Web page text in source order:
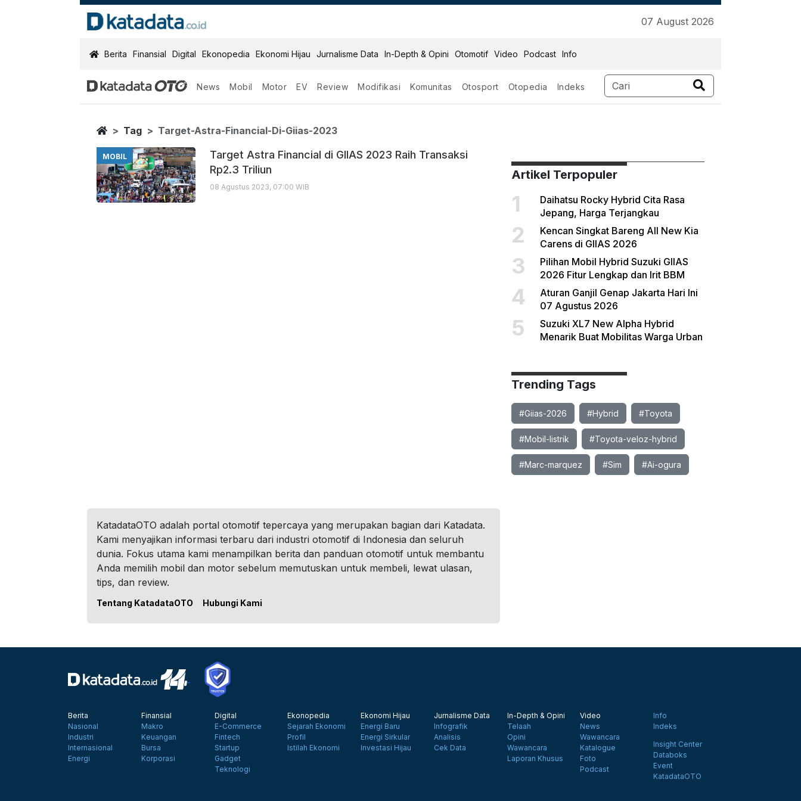
07 August 2026
KatadataOTO
Berita Finansial Digital Ekonopedia Ekonomi Hijau Jurnalisme Data In-Depth & Opini Otomotif Video Podcast Info
News Mobil Motor EV Review Modifikasi Komunitas Otosport Otopedia Indeks
Target Astra Financial Di Giias 2023
Berita Terbaru
Home
Tag Target-Astra-Financial-Di-Giias-2023
MOBIL
Target Astra Financial di GIIAS 2023 Raih Transaksi
Rp2.3 Triliun
08 Agustus 2023, 07:00 WIB
Artikel Terpopuler
1
Daihatsu Rocky Hybrid Cita Rasa
Jepang, Harga Terjangkau
2
Kencan Singkat Bareng All New Kia
Carens di GIIAS 2026
3
Pilihan Mobil Hybrid Suzuki GIIAS
2026 Fitur Lengkap dan Irit BBM
4
Aturan Ganjil Genap Jakarta Hari Ini
07 Agustus 2026
5
Suzuki XL7 New Alpha Hybrid
Menarik Buat Mobilitas Warga Urban
Trending Tags
#Giias-2026 #Hybrid #Toyota
#Mobil-listrik #Toyota-veloz-hybrid
#Marc-marquez #Sim #Ai-ogura
KatadataOTO adalah portal otomotif tepercaya yang merupakan bagian dari Katadata.
Kami menyajikan informasi terbaru dari industri otomotif di Indonesia dan seluruh
dunia. Fokus utama kami menampilkan berita dan panduan otomotif untuk membantu
Anda memilih mobil dan motor sebelum memutuskan untuk membeli, lewat ulasan,
tips, dan review.
Tentang KatadataOTO Hubungi Kami
Berita
Nasional
Industri
Internasional
Energi
Finansial
Makro
Keuangan
Bursa
Korporasi
Digital
E-Commerce
Fintech
Startup
Gadget
Teknologi
Ekonopedia
Sejarah Ekonomi
Profil
Istilah Ekonomi
Ekonomi Hijau
Energi Baru
Energi Sirkular
Investasi Hijau
Jurnalisme Data
Infografik
Analisis
Cek Data
In-Depth & Opini
Telaah
Opini
Wawancara
Laporan Khusus
Video
News
Wawancara
Katalogue
Foto
Podcast
Info
Indeks
Insight Center
Databoks
Event
KatadataOTO